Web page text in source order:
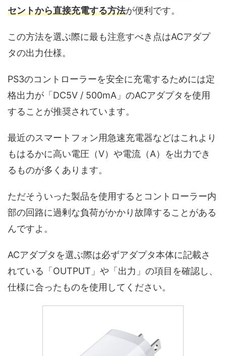
セントから直接充電する方法が便利です。
この方法を選ぶ際に最も注意すべき点はACアダプ
タの出力仕様。
PS3のコントローラーを安全に充電するためには定
格出力が「DC5V / 500mA」のACアダプタを使用
することが推奨されています。
最近のスマートフォン用急速充電器などはこれより
もはるかに高い電圧（V）や電流（A）を出力でき
るものが多くあります。
ただそういった製品を使用するとコントローラー内
部の回路に過剰な負荷がかかり故障することがある
んですよ。
ACアダプタを選ぶ際は必ずアダプタ本体に記載さ
れている「OUTPUT」や「出力」の項目を確認し、
仕様に合ったものを使用してください。